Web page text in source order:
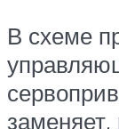
В схеме